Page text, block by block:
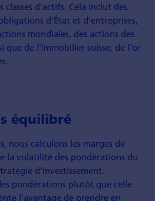
d'actifs. Cela inclut des
d'État et d'entreprises,
mondiales, des actions des
que de l'immobilier suisse, de l'or
équilibré
nous calculons les marges de
la volatilité des pondérations du
d'investissement.
pondérations plutôt que celle
l'avantage de prendre en